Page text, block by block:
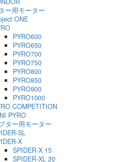
ー用モーター
ONE
PYRO600
PYRO650
PYRO700
PYRO750
PYRO800
PYRO850
PYRO900
PYRO1000
COMPETITION
PYRO
ター用モーター
SL
X
SPIDER-X 15
SPIDER-XL 20